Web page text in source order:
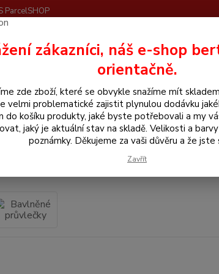
ParcelSHOP
Hledat
pro koně Otěže a vyvazovací pomůcky Bavlněné
průvlečky
zákazníci, náš e-shop
orientačně.
zde zboží, které se obvykle snažíme mít
velmi problematické zajistit plynulou dodávku
do košíku produkty, jaké byste potřebovali a my
jaký je aktuální stav na skladě. Velikosti a
poznámky. Děkujeme za vaši důvěru a že jste
Zavřít